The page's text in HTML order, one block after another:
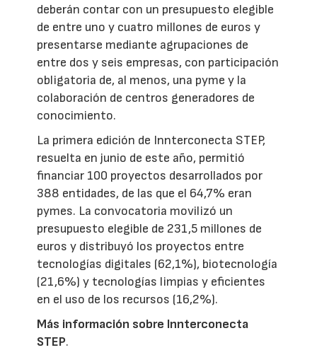
deberán contar con un presupuesto elegible
de entre uno y cuatro millones de euros y
presentarse mediante agrupaciones de
entre dos y seis empresas, con participación
obligatoria de, al menos, una pyme y la
colaboración de centros generadores de
conocimiento.
La primera edición de Innterconecta STEP,
resuelta en junio de este año, permitió
financiar 100 proyectos desarrollados por
388 entidades, de las que el 64,7% eran
pymes. La convocatoria movilizó un
presupuesto elegible de 231,5 millones de
euros y distribuyó los proyectos entre
tecnologías digitales (62,1%), biotecnología
(21,6%) y tecnologías limpias y eficientes
en el uso de los recursos (16,2%).
Más información sobre Innterconecta
STEP.